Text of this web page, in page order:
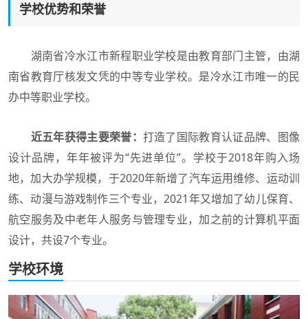
学校优势和荣誉
湖南省冷水江市新程职业学校是由教育部门主管，由湖
南省教育厅核发文凭的中等专业学校。是冷水江市唯一的民
办中等职业学校。
近五年获得主要荣誉： 打造了国际教育认证品牌、图像
设计品牌，年年被评为“先进单位”。学校于2018年购入场
地，加大办学规模，于2020年新增了汽车运用维修、运动训
练、动漫与游戏制作三个专业，2021年又增加了幼儿保育、
航空服务及中老年人服务与管理专业，加之前的计算机平面
设计，共设7个专业。
学校环境